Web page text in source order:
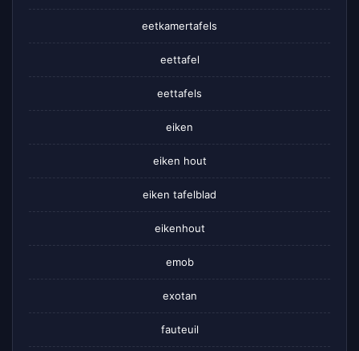
eetkamertafels
eettafel
eettafels
eiken
eiken hout
eiken tafelblad
eikenhout
emob
exotan
fauteuil